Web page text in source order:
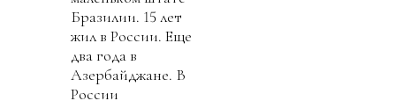
Бразилии. 15 лет
жил в России. Еще
два года в
Азербайджане. В
России